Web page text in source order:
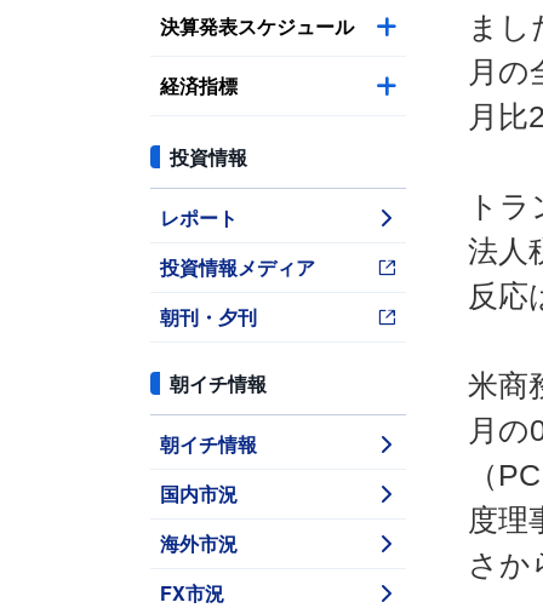
決算発表スケジュール
経済指標
投資情報
レポート
投資情報メディア
朝刊・夕刊
朝イチ情報
朝イチ情報
国内市況
海外市況
FX市況
まし
月の
月比
ト
法人
反応
米商
月の
（
度理
さか